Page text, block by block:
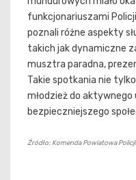
funkcjonariuszami
poznali różne aspekty
takich jak dynamiczne
musztra paradna,
Takie spotkania nie
młodzież do
bezpieczniejszego
Źródło: Komenda Powiatowa Policji